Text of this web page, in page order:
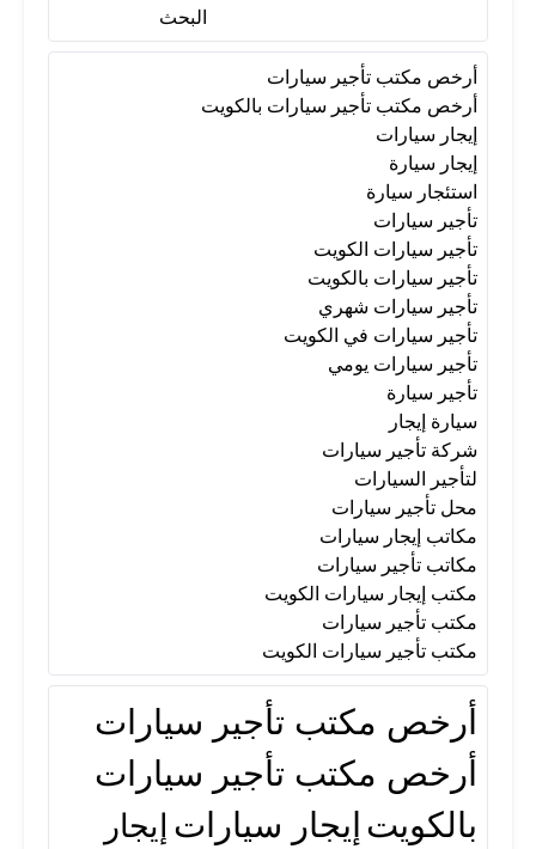
البحث
أرخص مكتب تأجير سيارات
أرخص مكتب تأجير سيارات بالكويت
إيجار سيارات
إيجار سيارة
استئجار سيارة
تأجير سيارات
تأجير سيارات الكويت
تأجير سيارات بالكويت
تأجير سيارات شهري
تأجير سيارات في الكويت
تأجير سيارات يومي
تأجير سيارة
سيارة إيجار
شركة تأجير سيارات
لتأجير السيارات
محل تأجير سيارات
مكاتب إيجار سيارات
مكاتب تأجير سيارات
مكتب إيجار سيارات الكويت
مكتب تأجير سيارات
مكتب تأجير سيارات الكويت
أرخص مكتب تأجير سيارات
أرخص مكتب تأجير سيارات
بالكويتإيجار سيارات إيجار